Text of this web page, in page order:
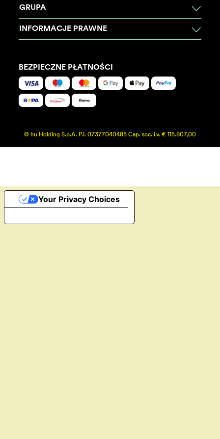
GRUPA
INFORMACJE PRAWNE
BEZPIECZNE PŁATNOŚCI
© hu Holding S.p.A. P.I. 07377040485 Cap. soc. i.v. € 115.807,00
Your Privacy Choices